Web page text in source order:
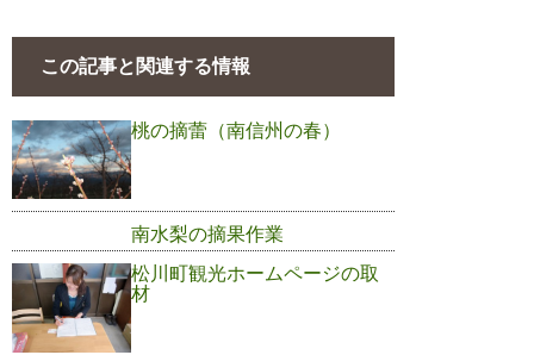
この記事と関連する情報
桃の摘蕾（南信州の春）
南水梨の摘果作業
松川町観光ホームページの取
材